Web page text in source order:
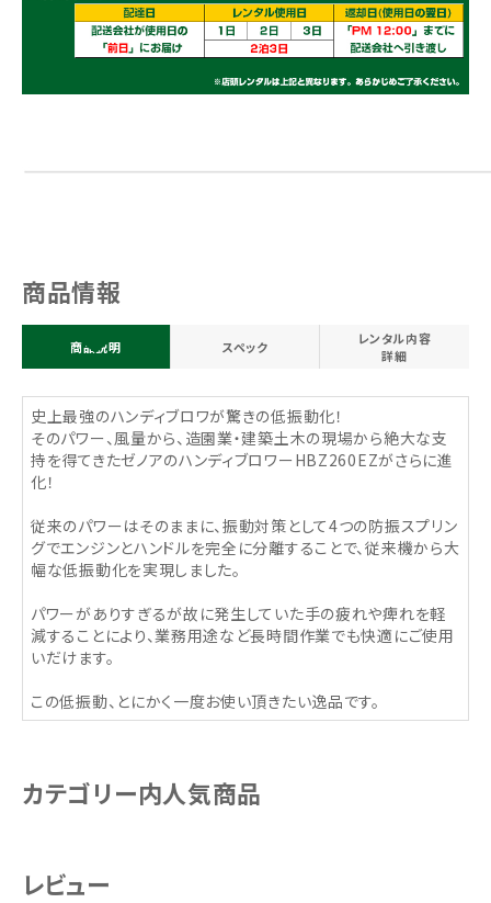
商品情報
商品説明 スペック
レンタル内容
詳細
史上最強のハンディブロワが驚きの低振動化！
そのパワー、風量から、造園業・建築土木の現場から絶大な支
持を得てきたゼノアのハンディブロワーHBZ260EZがさらに進
化！
従来のパワーはそのままに、振動対策として4つの防振スプリン
グでエンジンとハンドルを完全に分離することで、従来機から大
幅な低振動化を実現しました。
パワーがありすぎるが故に発生していた手の疲れや痺れを軽
減することにより、業務用途など長時間作業でも快適にご使用
いだけます。
この低振動、とにかく一度お使い頂きたい逸品です。
カテゴリー内人気商品
レビュー